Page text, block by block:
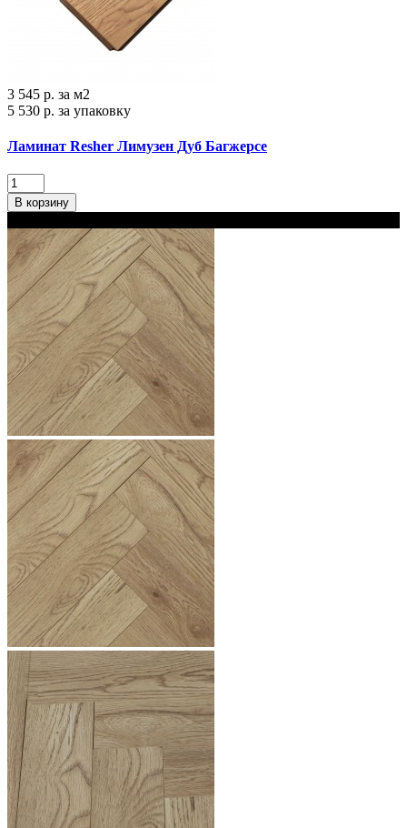
3 545 р. за м2
5 530 р. за упаковку
Ламинат Resher Лимузен Дуб Багжерсе
В корзину